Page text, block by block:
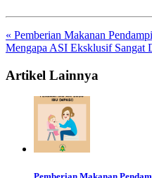
« Pemberian Makanan
Mengapa ASI Eksklusif
Artikel Lainnya